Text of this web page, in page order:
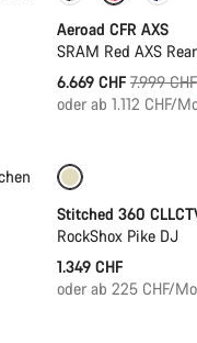
Aeroad CFR AXS
SRAM Red AXS
6.669 CHF 7.999 CHF
oder ab 1.112 CHF/
Stitched 360
RockShox Pike DJ
1.349 CHF
oder ab 225 CHF/